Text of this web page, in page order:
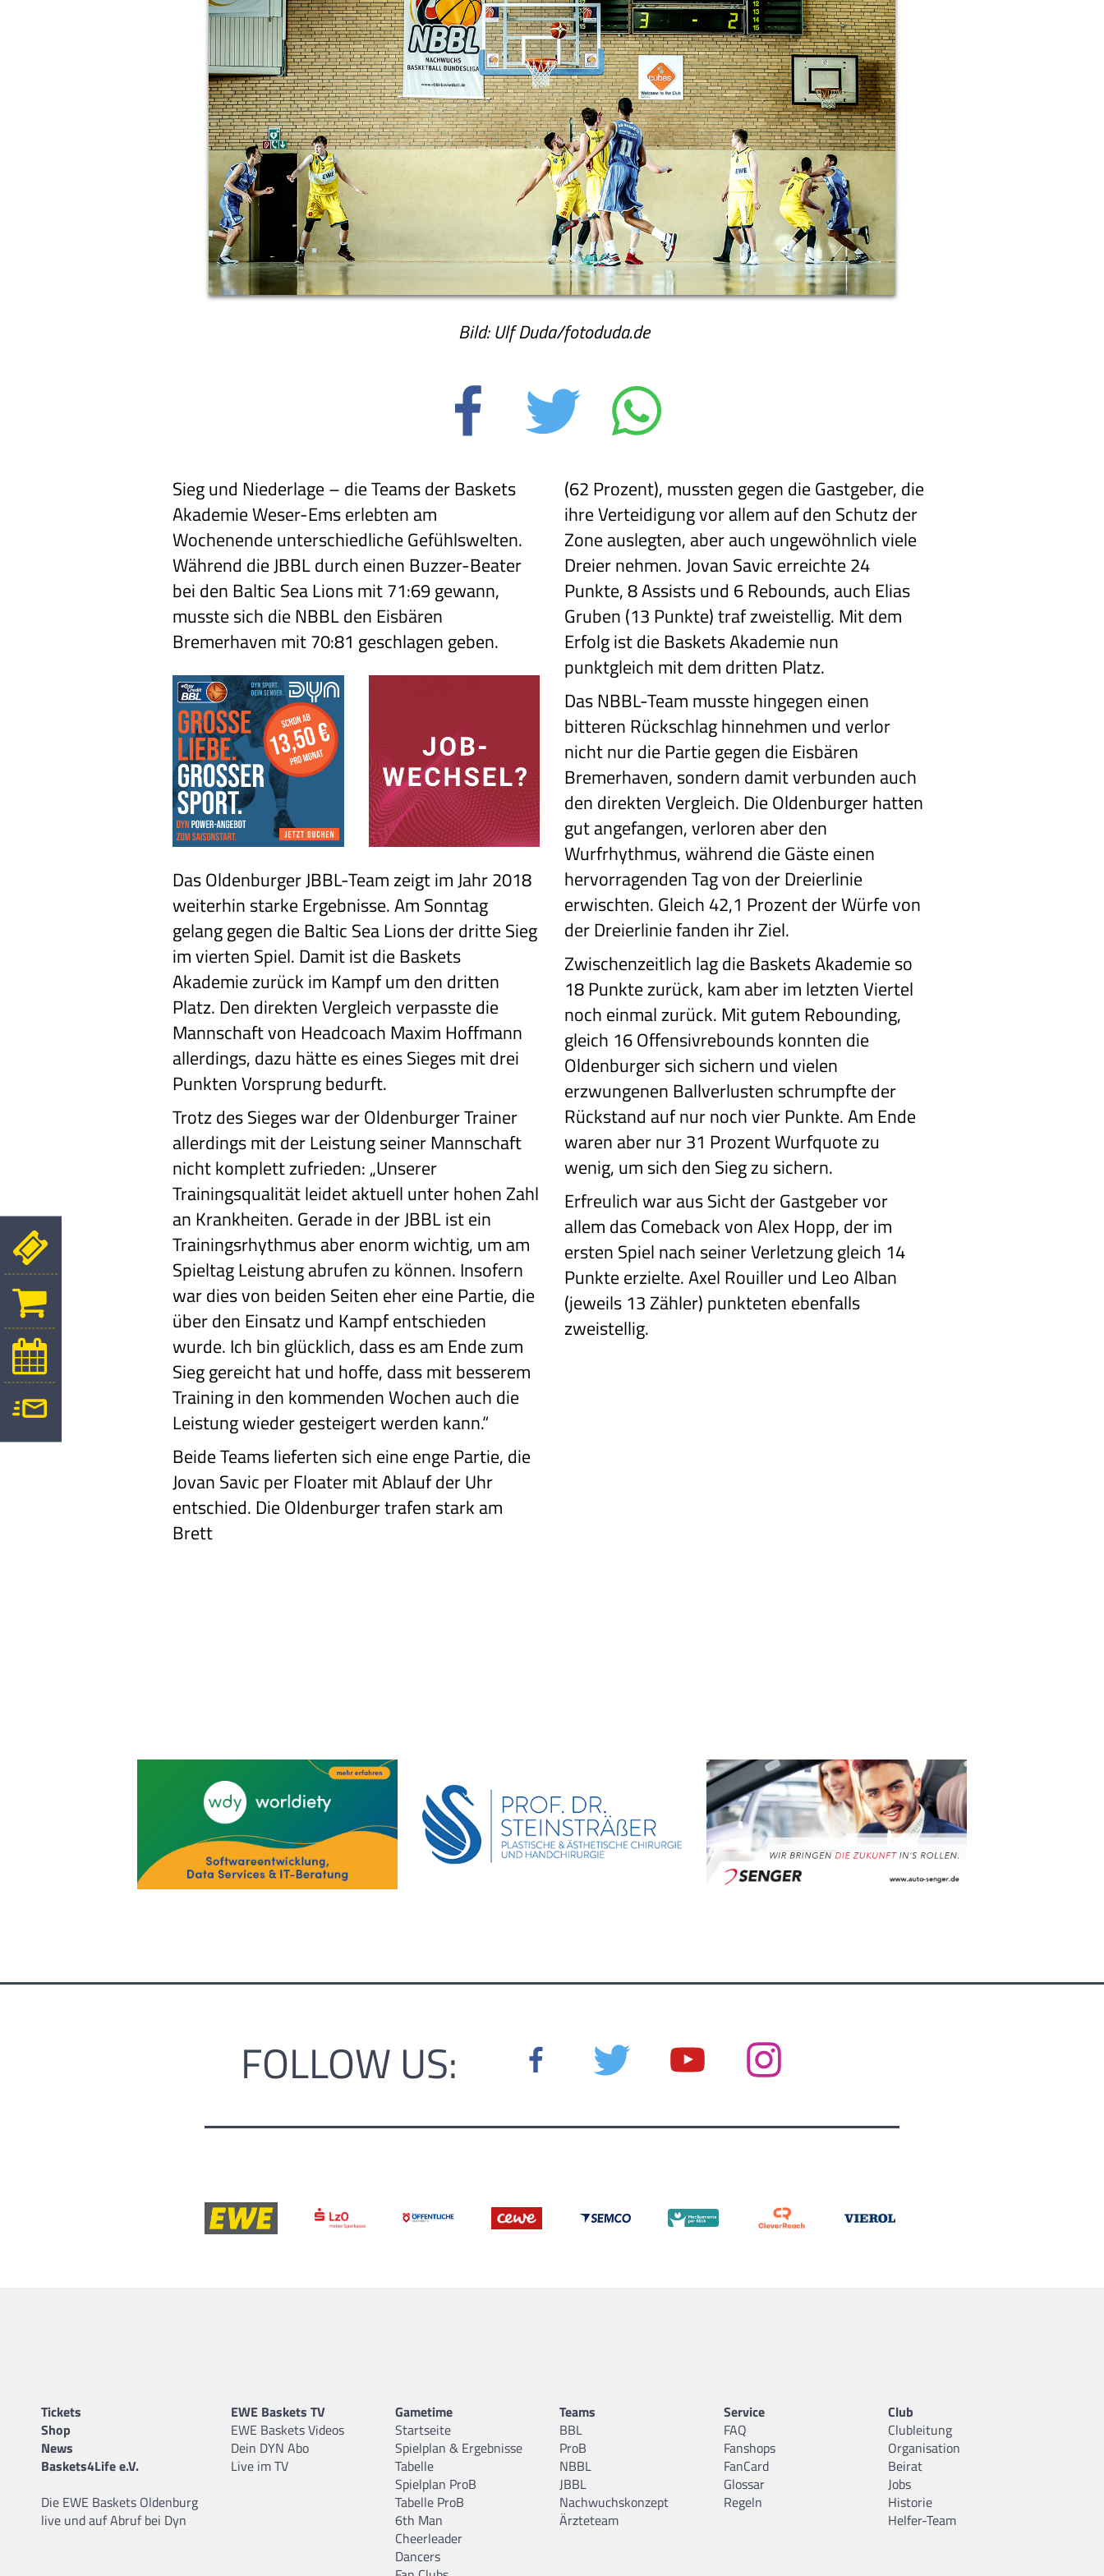
Bild: Ulf Duda/fotoduda.de
Sieg und Niederlage – die Teams der Baskets
Akademie Weser-Ems erlebten am
Wochenende unterschiedliche Gefühlswelten.
Während die JBBL durch einen Buzzer-Beater
bei den Baltic Sea Lions mit 71:69 gewann,
musste sich die NBBL den Eisbären
Bremerhaven mit 70:81 geschlagen geben.
Das Oldenburger JBBL-Team zeigt im Jahr 2018
weiterhin starke Ergebnisse. Am Sonntag
gelang gegen die Baltic Sea Lions der dritte Sieg
im vierten Spiel. Damit ist die Baskets
Akademie zurück im Kampf um den dritten
Platz. Den direkten Vergleich verpasste die
Mannschaft von Headcoach Maxim Hoffmann
allerdings, dazu hätte es eines Sieges mit drei
Punkten Vorsprung bedurft.
Trotz des Sieges war der Oldenburger Trainer
allerdings mit der Leistung seiner Mannschaft
nicht komplett zufrieden: „Unserer
Trainingsqualität leidet aktuell unter hohen Zahl
an Krankheiten. Gerade in der JBBL ist ein
Trainingsrhythmus aber enorm wichtig, um am
Spieltag Leistung abrufen zu können. Insofern
war dies von beiden Seiten eher eine Partie, die
über den Einsatz und Kampf entschieden
wurde. Ich bin glücklich, dass es am Ende zum
Sieg gereicht hat und hoffe, dass mit besserem
Training in den kommenden Wochen auch die
Leistung wieder gesteigert werden kann.“
Beide Teams lieferten sich eine engePartie, die
Jovan Savic per Floatermit Ablauf der Uhr
entschied. DieOldenburger trafen stark am
Brett
(62 Prozent), mussten gegen die Gastgeber, die
ihre Verteidigung vor allem auf den Schutz der
Zone auslegten, aber auch ungewöhnlich viele
Dreier nehmen. Jovan Savic erreichte 24
Punkte, 8 Assists und 6 Rebounds, auch Elias
Gruben (13 Punkte) traf zweistellig. Mit dem
Erfolg ist die Baskets Akademie nun
punktgleich mit dem dritten Platz.
Das NBBL-Team musste hingegen einen
bitteren Rückschlag hinnehmen und verlor
nicht nur die Partie gegen die Eisbären
Bremerhaven, sondern damit verbunden auch
den direkten Vergleich. Die Oldenburger hatten
gut angefangen, verloren aber den
Wurfrhythmus, während die Gäste einen
hervorragenden Tag von der Dreierlinie
erwischten. Gleich 42,1 Prozent der Würfe von
der Dreierlinie fanden ihr Ziel.
Zwischenzeitlich lag die Baskets Akademie so
18 Punkte zurück, kam aber im letzten Viertel
noch einmal zurück. Mit gutem Rebounding,
gleich 16 Offensivrebounds konnten die
Oldenburger sich sichern und vielen
erzwungenen Ballverlusten schrumpfte der
Rückstand auf nur noch vier Punkte. Am Ende
waren aber nur 31 Prozent Wurfquote zu
wenig, um sich den Sieg zu sichern.
Erfreulich war aus Sicht der Gastgeber vor
allem das Comeback von Alex Hopp, der im
ersten Spiel nach seiner Verletzung gleich 14
Punkte erzielte. Axel Rouiller und Leo Alban
(jeweils 13 Zähler) punkteten ebenfalls
zweistellig.
FOLLOW US:
Tickets
Shop
News
Baskets4Life e.V.
Die EWE Baskets Oldenburg
live und auf Abruf bei Dyn
EWE Baskets TV
EWE Baskets Videos
Dein DYN Abo
Live im TV
Gametime
Startseite
Spielplan & Ergebnisse
Tabelle
Spielplan ProB
Tabelle ProB
6th Man
Cheerleader
Dancers
Teams
BBL
ProB
NBBL
JBBL
Nachwuchskonzept
Ärzteteam
Service
FAQ
Fanshops
FanCard
Glossar
Regeln
Club
Clubleitung
Organisation
Beirat
Jobs
Historie
Helfer-Team